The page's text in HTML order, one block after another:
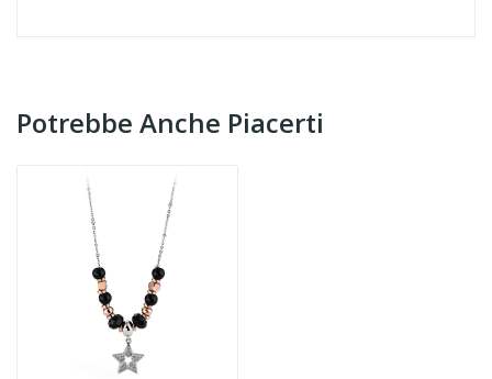
Potrebbe Anche Piacerti